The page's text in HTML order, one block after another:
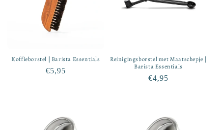
Koffieborstel | Barista Essentials
Normale
€5,95
Reinigingsborstel met Maatschepje |
Barista Essentials
Normale
€4,95